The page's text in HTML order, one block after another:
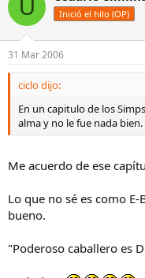
U Inició el hilo (OP)
31 Mar 2006
ciclo dijo:
En un capitulo de los
alma y no le fue nada bien.
Me acuerdo de ese
Lo que no sé es como
bueno.
"Poderoso caballero es